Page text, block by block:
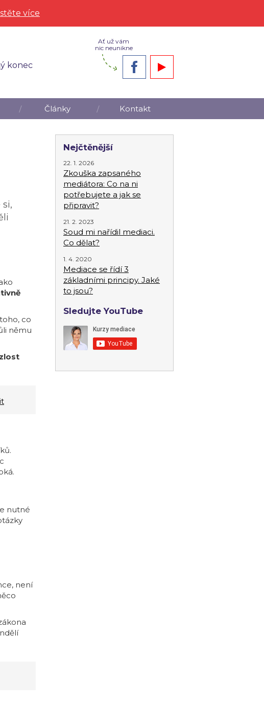
více
konec
Ať už vám
nic neunikne
Články Kontakt
co
němu
nutné
není
Nejčtěnější
22. 1. 2026
Zkouška zapsaného
mediátora: Co na ni
potřebujete a jak se
připravit?
21. 2. 2023
Soud mi nařídil mediaci.
Co dělat?
1. 4. 2020
Mediace se řídí 3
základními principy. Jaké
to jsou?
Sledujte YouTube